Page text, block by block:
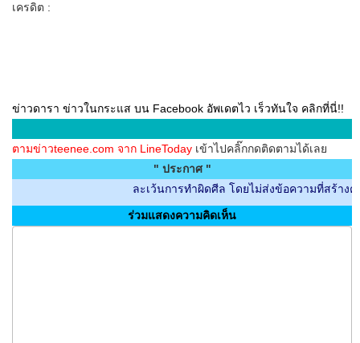
เครดิต :
ข่าวดารา ข่าวในกระแส บน Facebook อัพเดตไว เร็วทันใจ คลิกที่นี่!!
ตามข่าวteenee.com จาก LineToday เข้าไปคลิ๊กกดติดตามได้เลย
" ประกาศ "
ละเว้นการทำผิดศีล โดยไม่ส่งข้อความที่สร้างความไ
ร่วมแสดงความคิดเห็น